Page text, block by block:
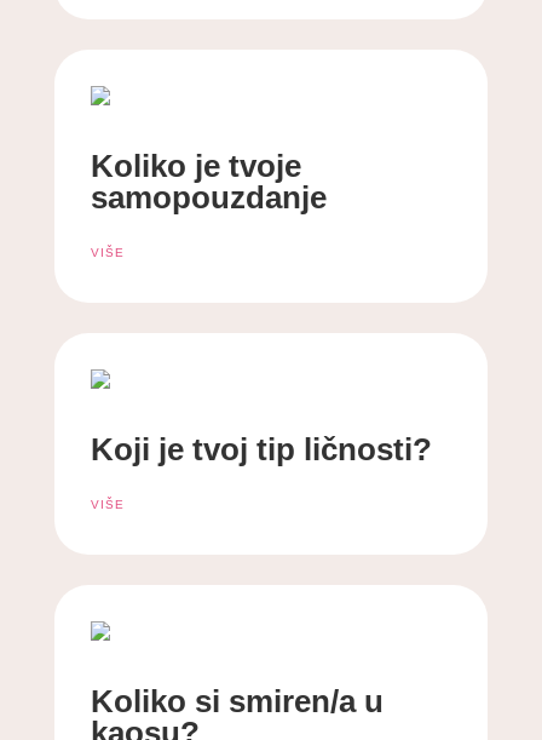
Koliko je tvoje
samopouzdanje
VIŠE
Koji je tvoj tip ličnosti?
VIŠE
Koliko si smiren/a u
kaosu?